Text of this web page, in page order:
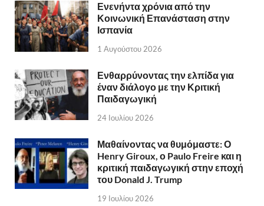
Ενενήντα χρόνια από την
Κοινωνική Επανάσταση στην
Ισπανία
1 Αυγούστου 2026
Ενθαρρύνοντας την ελπίδα για
έναν διάλογο με την Κριτική
Παιδαγωγική
24 Ιουλίου 2026
Μαθαίνοντας να θυμόμαστε: Ο
Henry Giroux, ο Paulo Freire και η
κριτική παιδαγωγική στην εποχή
του Donald J. Trump
19 Ιουλίου 2026